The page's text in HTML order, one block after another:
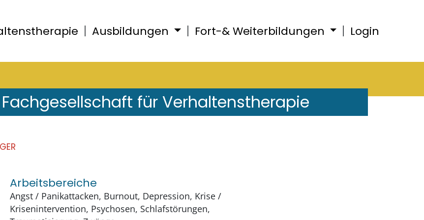
Ausbildungen Fort-& Weiterbildungen Login
für Verhaltenstherapie
Arbeitsbereiche
Angst / Panikattacken, Burnout, Depression, Krise /
Krisenintervention, Psychosen, Schlafstörungen,